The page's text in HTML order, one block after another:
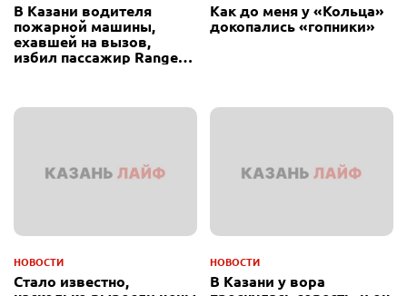
В Казани водителя
пожарной машины,
ехавшей на вызов,
избил пассажир Range
Как до меня у «Кольца»
докопались «гопники»
НОВОСТИ
Стало известно,
НОВОСТИ
В Казани у вора